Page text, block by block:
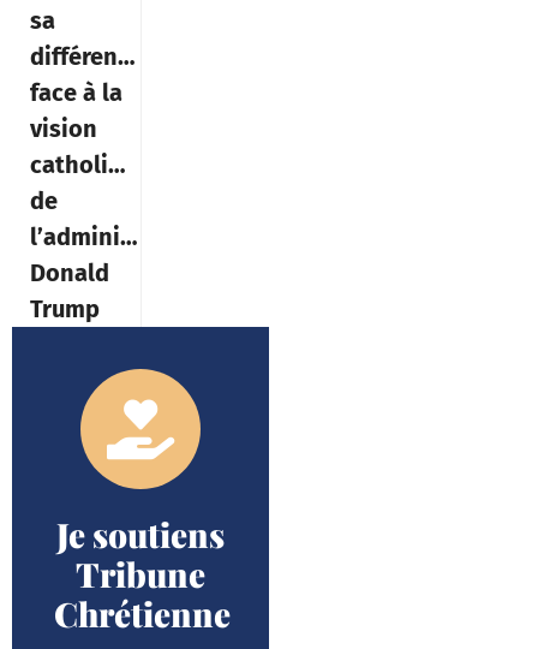
sa
différence
face à la
vision
catholique
de
l’administration
Donald
Trump
Je soutiens
Tribune
Chrétienne